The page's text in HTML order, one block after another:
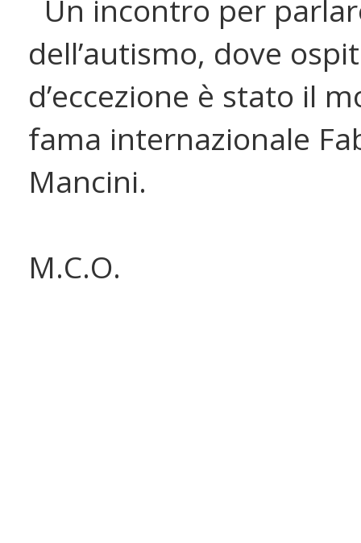
Un incontro per
dell’autismo, dove
d’eccezione è stato il
fama internazionale
Mancini.
M.C.O.